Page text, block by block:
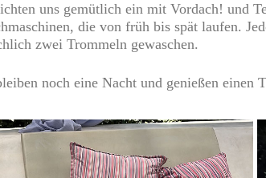
uns gemütlich ein mit Vordach! und
die von früh bis spät laufen.
zwei Trommeln gewaschen.
noch eine Nacht und genießen einen